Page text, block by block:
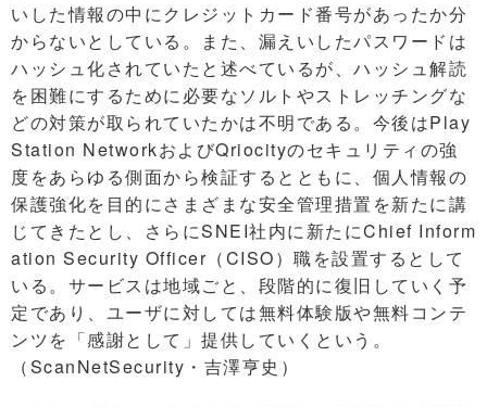
いした情報の中にクレジットカード番号があったか分
からないとしている。また、漏えいしたパスワードは
ハッシュ化されていたと述べているが、ハッシュ解読
を困難にするために必要なソルトやストレッチングな
どの対策が取られていたかは不明である。今後はPlay
Station NetworkおよびQriocityのセキュリティの強
度をあらゆる側面から検証するとともに、個人情報の
保護強化を目的にさまざまな安全管理措置を新たに講
じてきたとし、さらにSNEI社内に新たにChief Inform
ation Security Officer（CISO）職を設置するとして
いる。サービスは地域ごと、段階的に復旧していく予
定であり、ユーザに対しては無料体験版や無料コンテ
ンツを「感謝として」提供していくという。
（ScanNetSecurity・吉澤亨史）